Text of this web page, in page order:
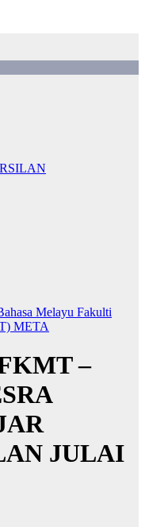
Melayu Fakulti
META
–
JULAI